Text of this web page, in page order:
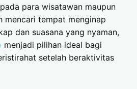
para wisatawan maupun
mencari tempat menginap
dan suasana yang nyaman,
menjadi pilihan ideal bagi
setelah beraktivitas